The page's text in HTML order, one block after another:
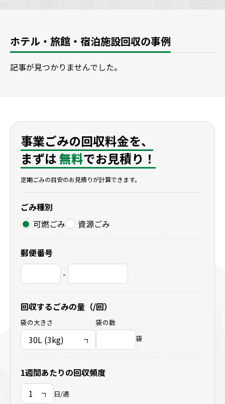
ホテル・旅館・宿泊施設回収の事例
記事が見つかりませんでした。
事業ごみの回収料金を、
まずは無料でお見積り！
定期ごみの目安のお見積りが計算できます。
ごみ種別
可燃ごみ
資源ごみ
郵便番号
-
回収するごみの量（/回）
袋の大きさ
袋の数
袋
1週間あたりの回収頻度
日/週